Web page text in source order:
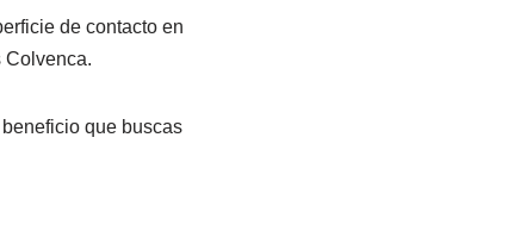
de contacto en
Colvenca.
que buscas